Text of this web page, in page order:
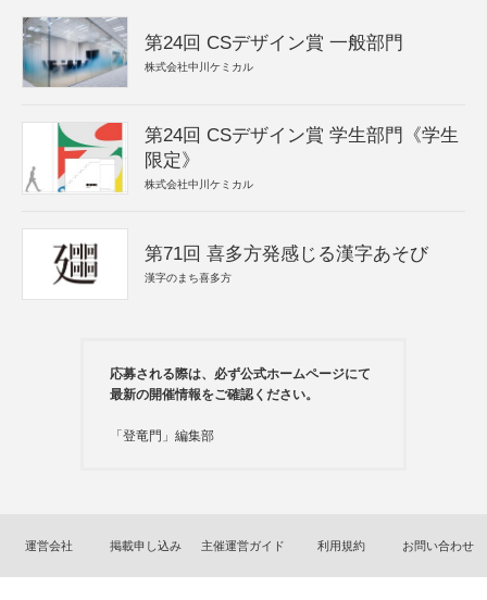
第24回 CSデザイン賞 一般部門
株式会社中川ケミカル
第24回 CSデザイン賞 学生部門《学生
限定》
株式会社中川ケミカル
第71回 喜多方発感じる漢字あそび
漢字のまち喜多方
応募される際は、必ず公式ホームページにて
最新の開催情報をご確認ください。
「登竜門」編集部
運営会社 掲載申し込み 主催運営ガイド 利用規約 お問い合わせ